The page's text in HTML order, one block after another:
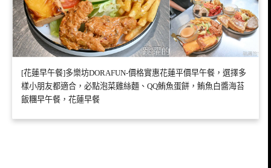
[花蓮早午餐]多樂坊DORAFUN-價格實惠花蓮平價早午餐，選擇多
樣小朋友都適合，必點泡菜雞絲麵、QQ鮪魚蛋餅，鮪魚白醬海苔
飯糰早午餐，花蓮早餐